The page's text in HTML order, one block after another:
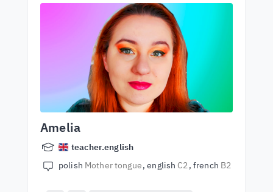
Amelia
teacher.english
polish Mother tongue english C2 french B2